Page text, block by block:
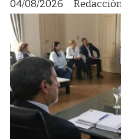
04/08/2026